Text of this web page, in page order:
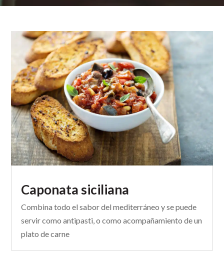
Caponata siciliana
Combina todo el sabor del mediterráneo y se puede
servir como antipasti, o como acompañamiento de un
plato de carne